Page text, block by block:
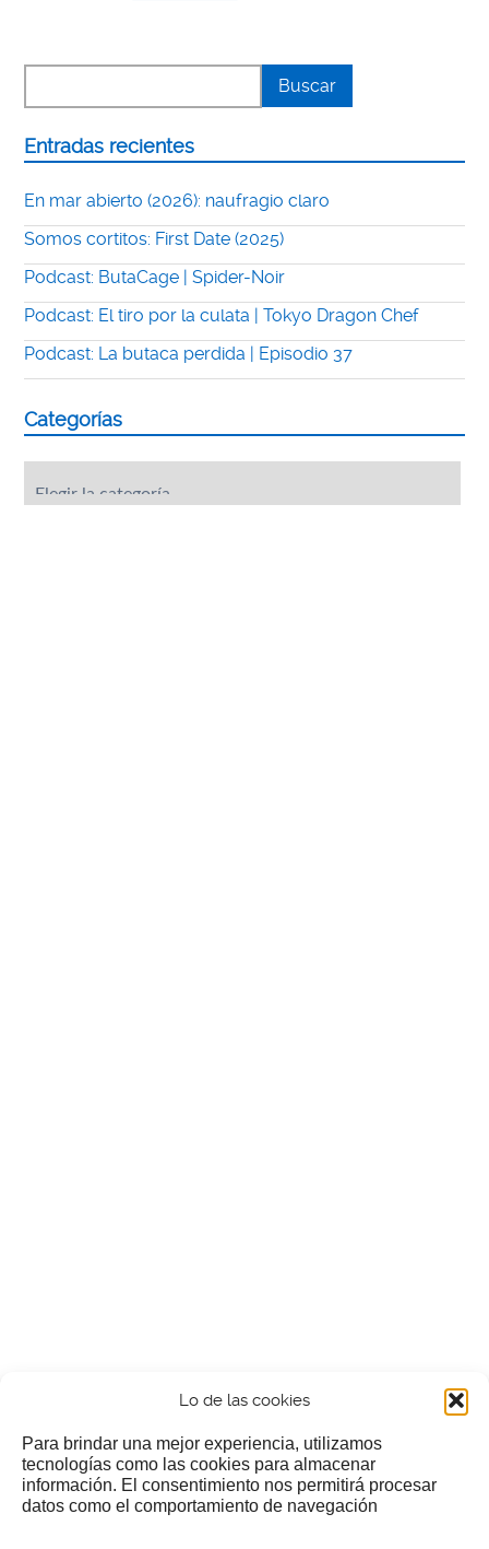
Lo de las cookies
Para brindar una mejor experiencia, utilizamos
tecnologías como las cookies para almacenar
información. El consentimiento nos permitirá procesar
datos como el comportamiento de navegación
Entradas recientes
En mar abierto (2026): naufragio claro
Somos cortitos: First Date (2025)
Podcast: ButaCage | Spider-Noir
Podcast: El tiro por la culata | Tokyo Dragon Chef
Podcast: La butaca perdida | Episodio 37
Categorías
¿Nos invitas a un cafecillo?